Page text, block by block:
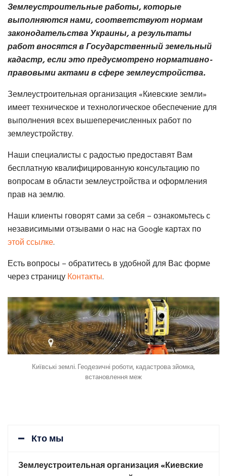
Землеустроительные работы, которые
выполняются нами, соответствуют нормам
законодательства Украины, а результаты
работ вносятся в Государственный земельный
кадастр, если это предусмотрено нормативно-
правовыми актами в сфере землеустройства.
Землеустроительная организация «Киевские земли»
имеет техническое и технологическое обеспечение для
выполнения всех вышеперечисленных работ по
землеустройству.
Наши специалисты с радостью предоставят Вам
бесплатную квалифицированную консультацию по
вопросам в области землеустройства и оформления
прав на землю.
Наши клиенты говорят сами за себя – ознакомьтесь с
независимыми отзывами о нас на Google картах по
этой ссылке.
Есть вопросы – обратитесь в удобной для Вас форме
через страницуКонтакты.
Київські землі. Геодезичні роботи, кадастрова зйомка,
встановлення меж
Кто мы
Землеустроительная организация «Киевские